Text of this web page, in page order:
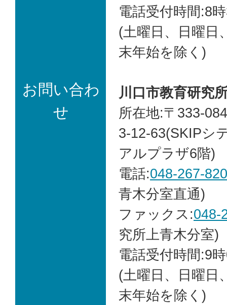
お問い合わ
せ
電話受付時間:8
(土曜日、日曜日
末年始を除く)
川口市教育研究
所在地:〒333-
3-12-63(SKIPシ
アルプラザ6階)
電話:048-267-
青木分室直通)
ファックス:048-
究所上青木分室)
電話受付時間:9
(土曜日、日曜日
末年始を除く)